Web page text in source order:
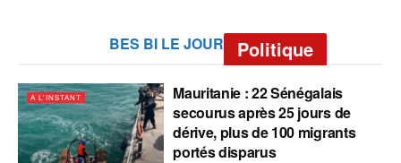
BES BI LE JOUR Politique
A L'INSTANT
Mauritanie : 22 Sénégalais
secourus après 25 jours de
dérive, plus de 100 migrants
portés disparus